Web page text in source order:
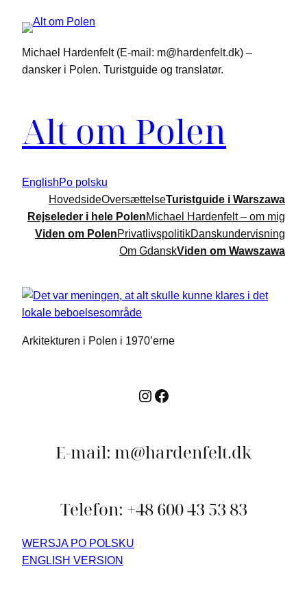
indhold
Michael Hardenfelt (E-mail: m@hardenfelt.dk) –
dansker i Polen. Turistguide og translatør.
Alt om Polen
EnglishPo polsku
HovedsideOversættelseTuristguide i Warszawa
Rejseleder i hele PolenMichael Hardenfelt – om mig
Viden om PolenPrivatlivspolitikDanskundervisning
Om GdanskViden om Wawszawa
Arkitekturen i Polen i 1970’erne
Instagram
Facebook
E-mail: m@hardenfelt.dk
Telefon: +48 600 43 53 83
WERSJA PO POLSKU
ENGLISH VERSION